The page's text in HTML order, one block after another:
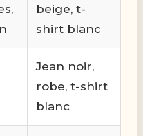
beige, t-
shirt blanc
Jean noir,
robe, t-shirt
blanc